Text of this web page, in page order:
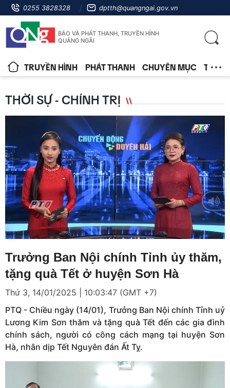
0255 3828328 dptth@quangngai.gov.vn
BÁO VÀ PHÁT THANH, TRUYỀN HÌNH
QUẢNG NGÃI
TRUYỀN HÌNH PHÁT THANH CHUYÊN MỤC TIN
THỜI SỰ - CHÍNH TRỊ
Mute Loaded:
2.20%
Trưởng Ban Nội chính Tỉnh ủy thăm,
tặng quà Tết ở huyện Sơn Hà
Thứ 3, 14/01/2025 | 10:03:47 (GMT +7)
PTQ - Chiều ngày (14/01), Trưởng Ban Nội chính Tỉnh uỷ
Lương Kim Sơn thăm và tặng quà Tết đến các gia đình
chính sách, người có công cách mạng tại huyện Sơn
Hà, nhân dịp Tết Nguyên đán Ất Tỵ.